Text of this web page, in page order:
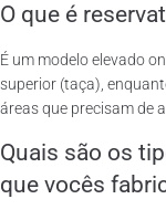
O que é
É um modelo elevado
superior (taça),
áreas que precisam de
Quais são os
que vocês